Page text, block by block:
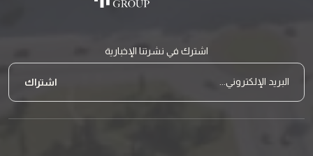
اشترك في نشرتنا الإخبارية
نموذج النشرة البريدية
البريد الإلكتروني... اشتراك